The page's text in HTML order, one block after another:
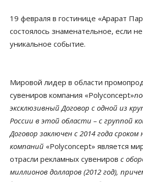
19 февраля в гостинице «Арарат
состоялось знаменательное, если не
уникальное событие.
Мировой лидер в области
сувениров компания «Polyconcept»
эксклюзивный Договор с одной из
России в этой области – с группой
Договор заключен с 2014 года
компаний «Polyconcept» является
отрасли рекламных сувениров с
миллионов долларов (2012 год),